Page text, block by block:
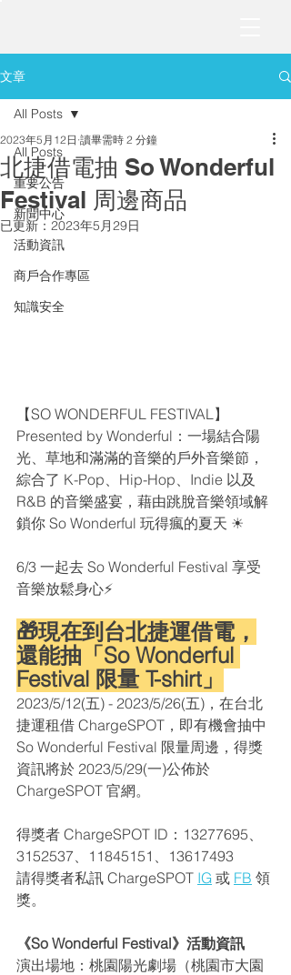
文章
All Posts
重要公告
新聞中心
活動資訊
商戶合作專區
知識安全
All Posts
北捷借電抽 So Wonderful
Festival 周邊商品
2023年5月12日 讀畢需時 2 分鐘
已更新： 2023年5月29日
【SO WONDERFUL FESTIVAL】
Presented by Wonderful：一場結合陽
光、草地和滿滿的音樂的戶外音樂節，
綜合了 K-Pop、Hip-Hop、Indie 以及
R&B 的音樂盛宴，藉由跳脫音樂領域解
鎖你 So Wonderful 玩得瘋的夏天 ☀
6/3 一起去 So Wonderful Festival 享受
音樂放鬆身心⚡️
🎁現在到台北捷運借電，
還能抽「So Wonderful
Festival 限量 T-shirt」
2023/5/12(五) - 2023/5/26(五)， 在台北
捷運租借 ChargeSPOT，即有機會抽中
So Wonderful Festival 限量周邊，得獎
資訊將於 2023/5/29(一)公佈於
ChargeSPOT 官網。
得獎者 ChargeSPOT ID： 13277695、
3152537、11845151、13617493
請得獎者私訊 ChargeSPOT IG 或 FB 領
獎。
《So Wonderful Festival》活動資訊
演出場地：桃園陽光劇場（桃園市大園